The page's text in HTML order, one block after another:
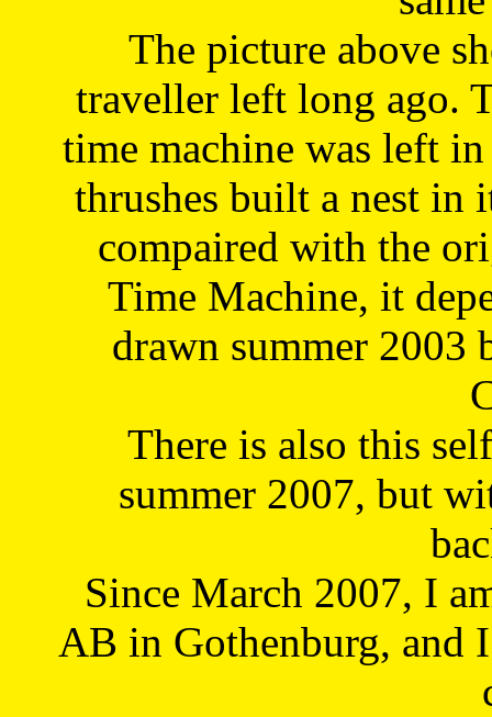
The picture above
traveller left long ago.
time machine was left
thrushes built a nest in
compaired with the
Time Machine, it
drawn summer 2003
There is also this
summer 2007, but
Since March 2007, I
AB in Gothenburg, and